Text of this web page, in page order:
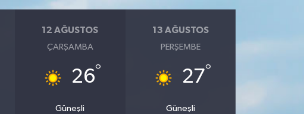
12 AĞUSTOS
ÇARŞAMBA
26°
Güneşli
13 AĞUSTOS
PERŞEMBE
27°
Güneşli